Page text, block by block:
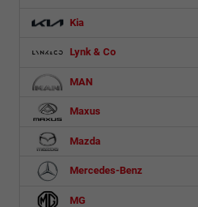
Kia
Lynk & Co
MAN
Maxus
Mazda
Mercedes-Benz
MG